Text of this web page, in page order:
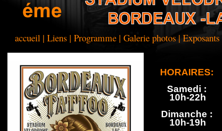
accueil | Liens | Programme | Galerie photos | Exposants
HORAIRES:
Samedi :
10h-22h
Dimanche :
10h-19h